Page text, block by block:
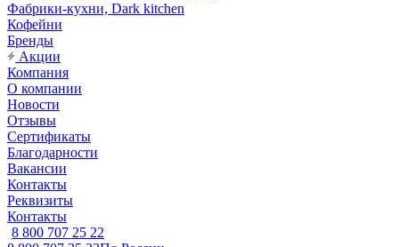
Фабрики-кухни, Dark kitchen
Кофейни
Бренды
Акции
Компания
О компании
Новости
Отзывы
Сертификаты
Благодарности
Вакансии
Контакты
Реквизиты
Контакты
8 800 707 25 22